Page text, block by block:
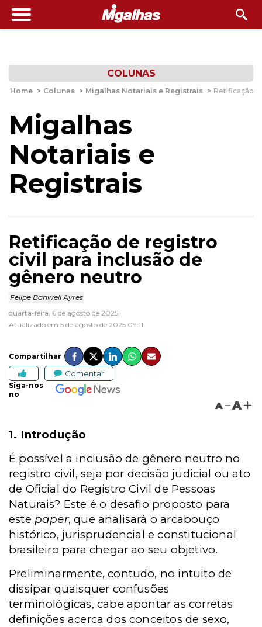
COLUNAS
Home > Colunas > Migalhas Notariais e Registrais > Retificação
Migalhas
Notariais e
Registrais
Retificação de registro
civil para inclusão de
gênero neutro
Felipe Banwell Ayres
quarta-feira, 6 de agosto de 2025
Atualizado em 5 de agosto de 2025 09:11
Compartilhar
Comentar
Siga-nos
no
A A
1. Introdução
É possível a inclusão de gênero neutro no
registro civil, seja por decisão judicial ou ato
de Oficial do Registro Civil de Pessoas
Naturais? Este é o desafio proposto para
este paper, que analisará o arcabouço
histórico, jurisprudencial e constitucional
brasileiro para chegar ao seu objetivo.
Preliminarmente, contudo, no intuito de
dissipar quaisquer confusões
terminológicas, cabe apontar as corretas
definições acerca dos conceitos de sexo,